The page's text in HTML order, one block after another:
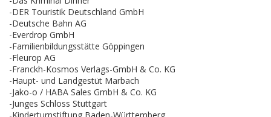
-DER Touristik Deutschland GmbH
-Deutsche Bahn AG
-Everdrop GmbH
-Familienbildungsstätte Göppingen
-Fleurop AG
-Franckh-Kosmos Verlags-GmbH & Co. KG
-Haupt- und Landgestüt Marbach
-Jako-o / HABA Sales GmbH & Co. KG
-Junges Schloss Stuttgart